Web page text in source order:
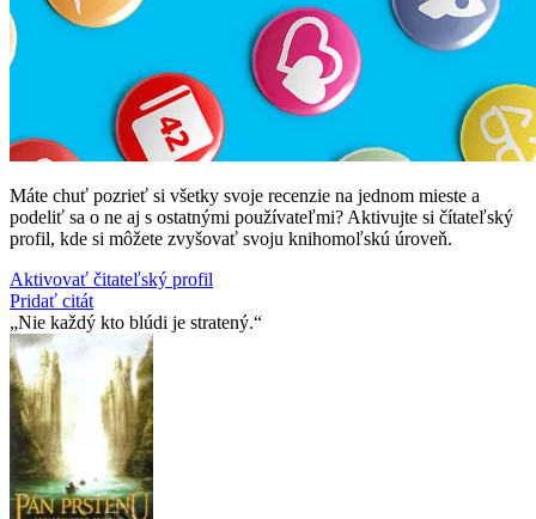
Máte chuť pozrieť si všetky svoje recenzie na jednom mieste a
podeliť sa o ne aj s ostatnými používateľmi? Aktivujte si čítateľský
profil, kde si môžete zvyšovať svoju knihomoľskú úroveň.
Aktivovať čitateľský profil
Pridať citát
Nie každý kto blúdi je stratený.